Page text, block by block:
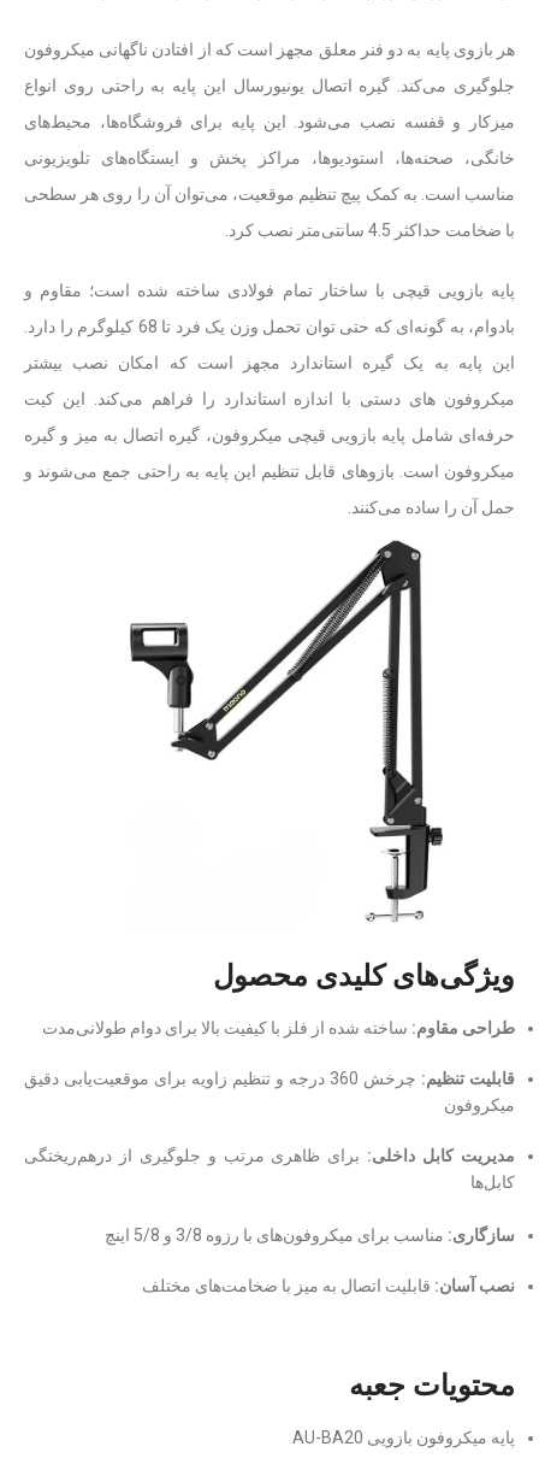
هر بازوی پایه به دو فنر معلق مجهز است که از افتادن ناگهانی میکروفون
جلوگیری می‌کند. گیره اتصال یونیورسال این پایه به راحتی روی انواع
میزکار و قفسه‌ نصب می‌شود. این پایه برای فروشگاه‌ها، محیط‌های
خانگی، صحنه‌ها، استودیوها، مراکز پخش و ایستگاه‌های تلویزیونی
مناسب است. به کمک پیچ تنظیم موقعیت، می‌توان آن را روی هر سطحی
با ضخامت حداکثر 4.5 سانتی‌متر نصب کرد.
پایه بازویی قیچی با ساختار تمام فولادی ساخته شده است؛ مقاوم و
بادوام، به گونه‌ای که حتی توان تحمل وزن یک فرد تا 68 کیلوگرم را دارد.
این پایه به یک گیره استاندارد مجهز است که امکان نصب بیشتر
میکروفون های دستی با اندازه استاندارد را فراهم می‌کند. این کیت
حرفه‌‎ای شامل پایه بازویی قیچی میکروفون، گیره اتصال به میز و گیره
میکروفون است. بازوهای قابل تنظیم این پایه به راحتی جمع می‌شوند و
حمل آن را ساده می‌کنند.
ویژگی‌های کلیدی محصول
طراحی مقاوم: ساخته شده از فلز با کیفیت بالا برای دوام طولانی‌مدت
قابلیت تنظیم:
چرخش 360 درجه و تنظیم زاویه برای موقعیت‌یابی دقیق
میکروفون
مدیریت کابل داخلی: برای ظاهری مرتب و جلوگیری از درهم‌ریختگی
کابل‌ها
سازگاری: مناسب برای میکروفون‌های با رزوه 3/8 و 5/8 اینچ
نصب آسان: قابلیت اتصال به میز با ضخامت‌های مختلف
محتویات جعبه
پایه میکروفون بازویی AU-BA20